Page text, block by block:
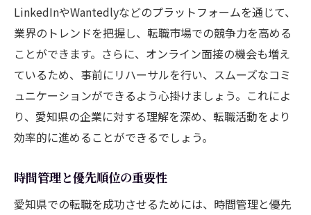
LinkedInやWantedlyなどのプラットフォームを通じて、
業界のトレンドを把握し、転職市場での競争力を高める
ことができます。さらに、オンライン面接の機会も増え
ているため、事前にリハーサルを行い、スムーズなコミ
ュニケーションができるよう心掛けましょう。これによ
り、愛知県の企業に対する理解を深め、転職活動をより
効率的に進めることができるでしょう。
時間管理と優先順位の重要性
愛知県での転職を成功させるためには、時間管理と優先